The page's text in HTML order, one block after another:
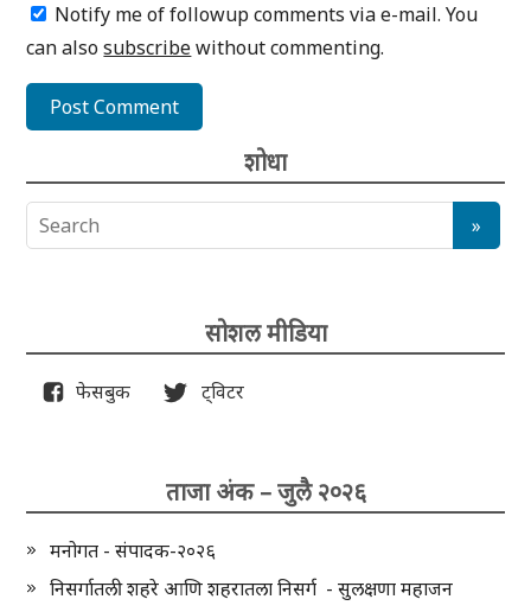
Notify me of followup comments via e-mail. You
can alsosubscribewithout commenting.
शोधा
सोशल मीडिया
फेसबुक ट्विटर
ताजा अंक – जुलै २०२६
मनोगत - संपादक-२०२६
निसर्गातली शहरे आणि शहरातला निसर्ग - सुलक्षणा महाजन